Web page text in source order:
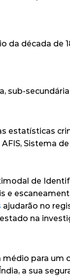
da década de
sub-
estatísticas
AFIS, Sistema
de
e
ajudarão no
na
para um
a sua